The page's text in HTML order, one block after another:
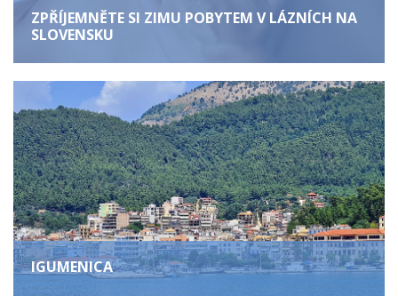
ZPŘÍJEMNĚTE SI ZIMU POBYTEM V LÁZNÍCH NA
SLOVENSKU
IGUMENICA